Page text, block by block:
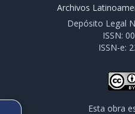
ARTÍCULO ANTERIOR
Archivos
Depósito Legal
ISSN:
ISSN-e:
Esta obra